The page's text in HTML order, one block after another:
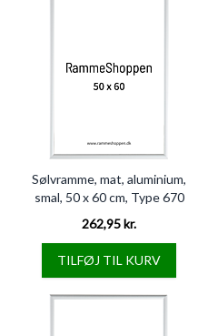
Sølvramme, mat, aluminium,
smal, 50 x 60 cm, Type 670
262,95 kr.
TILFØJ TIL KURV